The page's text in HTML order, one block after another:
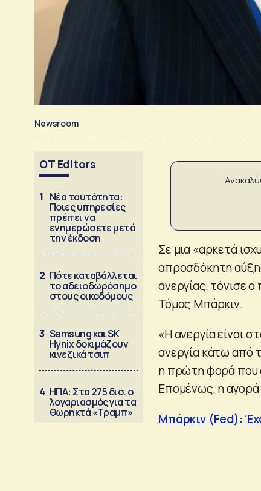
Newsroom
OT Editors
1 Νέα ταυτότητα:
Ποιες υπηρεσίες
πρέπει να
ενημερώσετε μετά
την έκδοση
2 Πότε καταβάλλεται
το αδειοδωρόσημο
στους οικοδόμους
3 Samsung και SK
Hynix δοκιμάζουν
κινεζικά τσιπ
4 ΗΠΑ: Στα 275 δισ. ο
λογαριασμός για τα
θωρηκτά «Τραμπ»
Σε μια «αρκετά
απροσδόκητη
ανεργίας, τόνισε
Τόμας Μπάρκιν.
«Η ανεργία είναι
ανεργία κάτω από
η πρώτη φορά που
Επομένως, η αγορά
Μπάρκιν (Fed):